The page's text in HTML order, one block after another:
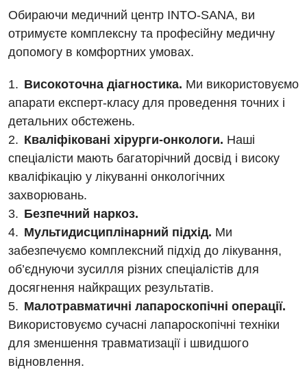
Обираючи медичний центр INTO-SANA, ви
отримуєте комплексну та професійну медичну
допомогу в комфортних умовах.
Високоточна діагностика. Ми використовуємо
апарати експерт-класу для проведення точних і
детальних обстежень.
Кваліфіковані хірурги-онкологи. Наші
спеціалісти мають багаторічний досвід і високу
кваліфікацію у лікуванні онкологічних
захворювань.
Безпечний наркоз.
Мультидисциплінарний підхід. Ми
забезпечуємо комплексний підхід до лікування,
об’єднуючи зусилля різних спеціалістів для
досягнення найкращих результатів.
Малотравматичні лапароскопічні операції.
Використовуємо сучасні лапароскопічні техніки
для зменшення травматизації і швидшого
відновлення.